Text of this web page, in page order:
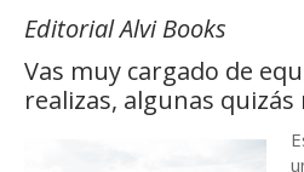
Editorial Alvi Books
Vas muy cargado de
realizas, algunas